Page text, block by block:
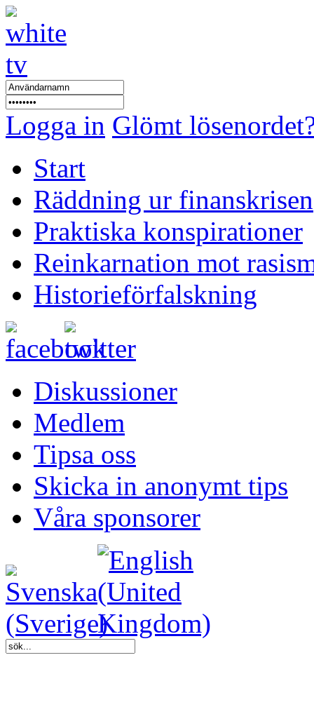
Logga in Glömt
Start
Räddning ur finanskrisen
Praktiska konspirationer
Reinkarnation mot
Historieförfalskning
Diskussioner
Medlem
Tipsa oss
Skicka in anonymt tips
Våra sponsorer